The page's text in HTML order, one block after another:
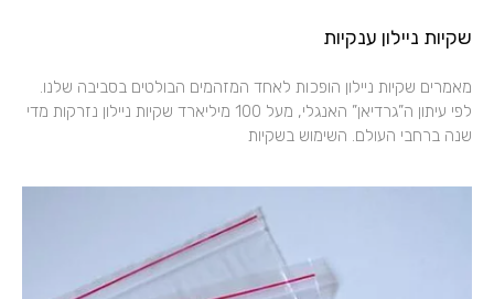
שקיות ניילון ענקיות
מאמרים שקיות ניילון הופכות לאחד המזהמים הבולטים בסביבה שלנו.
לפי עיתון ה”גרדיאן” האנגלי, מעל 100 מיליארד שקיות ניילון נזרקות מדי
שנה ברחבי העולם. השימוש בשקיות